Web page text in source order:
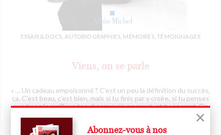
Abonnez-vous à nos
ESSAIS & DOCS, AUTOBIOGRAPHIES, MÉMOIRES, TÉMOIGNAGES
Viens, on se parle
« … Un cadeau empoisonné ? C’est un peu la définition du succès,
ça. C’est beau, c’est bien, mais si tu finis par y croire, si tu penses
que tu es le meilleur, tes chances s’évaporent, et tu es mort. On
me caressait dans le sens du poil, tout le monde me disait oui
pour tout, j’aurais pu sombrer. Pa[...]